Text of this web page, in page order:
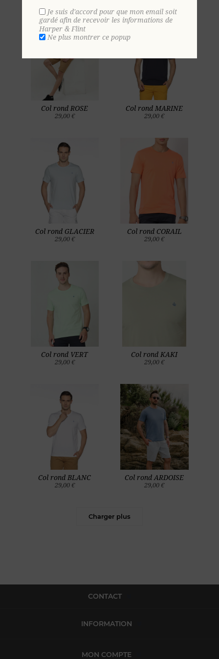
Col rond ROSE
29,00 €
Col rond MARINE
29,00 €
Col rond GLACIER
29,00 €
Col rond CORAIL
29,00 €
Col rond VERT
29,00 €
Col rond KAKI
29,00 €
Col rond BLANC
29,00 €
Col rond ARDOISE
29,00 €
Charger plus
CONTACT
INFORMATION
MON COMPTE
Je suis d'accord pour que mon email soit
gardé afin de recevoir les informations de
Harper & Flint
Ne plus montrer ce popup